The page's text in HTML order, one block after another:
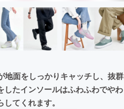
面をしっかりキャッチし、抜群
たインソールはふわふわでやわ
てくれます。